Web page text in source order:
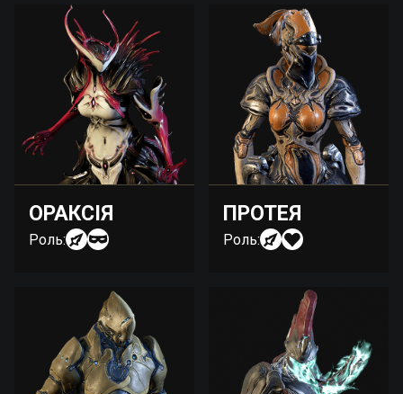
ОРАКСІЯ
Роль:
ПРОТЕЯ
Роль: